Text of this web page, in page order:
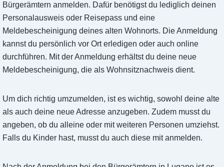
Bürgerämtern anmelden. Dafür benötigst du lediglich deinen
Personalausweis oder Reisepass und eine
Meldebescheinigung deines alten Wohnorts. Die Anmeldung
kannst du persönlich vor Ort erledigen oder auch online
durchführen. Mit der Anmeldung erhältst du deine neue
Meldebescheinigung, die als Wohnsitznachweis dient.
Um dich richtig umzumelden, ist es wichtig, sowohl deine alte
als auch deine neue Adresse anzugeben. Zudem musst du
angeben, ob du alleine oder mit weiteren Personen umziehst.
Falls du Kinder hast, musst du auch diese mit anmelden.